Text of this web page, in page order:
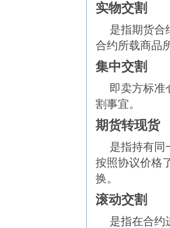
实物交割
是指期货合
合约所载商品
集中交割
即卖方标准
割事宜。
期货转现货
是指持有同
按照协议价格
换。
滚动交割
是指在合约